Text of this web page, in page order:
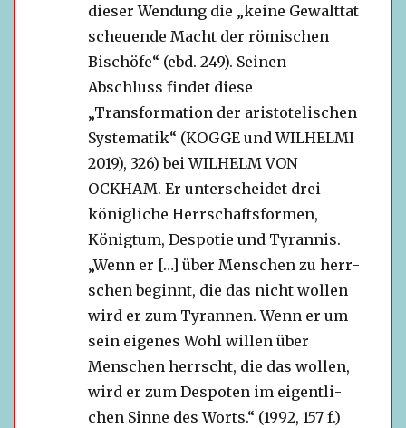
die­ser Wendung die „keine Gewalttat
scheu­ende Macht der römi­schen
Bischöfe“ (ebd. 249). Seinen
Abschluss fin­det diese
„Transformation der aris­to­te­li­schen
Systematik“ (KOGGE und WILHELMI
2019), 326) bei WILHELM VON
OCKHAM. Er unter­schei­det drei
könig­li­che Herrschaftsformen,
Königtum, Despotie und Tyrannis.
„Wenn er […] über Menschen zu herr­
schen beginnt, die das nicht wol­len
wird er zum Tyrannen. Wenn er um
sein eige­nes Wohl wil­len über
Menschen herrscht, die das wol­len,
wird er zum Despoten im eigent­li­
chen Sinne des Worts.“ (1992, 157 f.)